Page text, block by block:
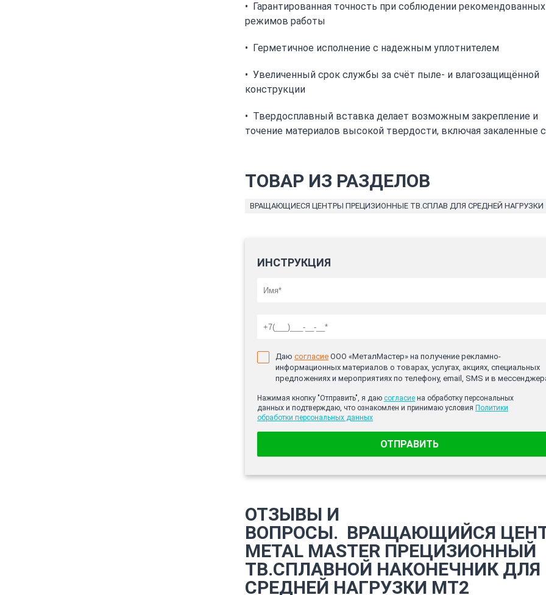
• Гарантированная точность при соблюдении рекомендованных
режимов работы
• Герметичное исполнение с надежным уплотнителем
• Увеличенный срок службы за счёт пыле- и влагозащищённой
конструкции
• Твердосплавный вставка делает возможным закрепление и
точение материалов высокой твердости, включая закаленные
ТОВАР ИЗ РАЗДЕЛОВ
ВРАЩАЮЩИЕСЯ ЦЕНТРЫ ПРЕЦИЗИОННЫЕ ТВ.СПЛАВ ДЛЯ СРЕДНЕЙ НАГРУЗКИ
ИНСТРУКЦИЯ
Даю согласие ООО «МеталМастер» на получение рекламно-
информационных материалов о товарах, услугах, акциях, специальных
предложениях и мероприятиях по телефону, email, SMS и в
Нажимая кнопку "Отправить", я даю согласие на обработку персональных
данных и подтверждаю, что ознакомлен и принимаю условия Политики
обработки персональных данных
ОТПРАВИТЬ
ОТЗЫВЫ И
ВОПРОСЫ. ВРАЩАЮЩИЙСЯ
METAL MASTER ПРЕЦИЗИОННЫЙ
ТВ.СПЛАВНОЙ НАКОНЕЧНИК ДЛЯ
СРЕДНЕЙ НАГРУЗКИ MT2